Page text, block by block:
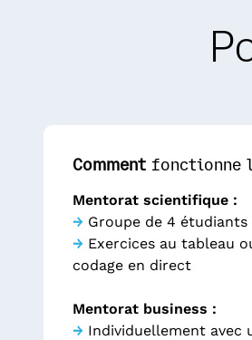
Comment fonctionne
Mentorat scientifique :
→ Groupe de 4
→ Exercices au tableau
codage en direct
Mentorat business :
→ Individuellement avec